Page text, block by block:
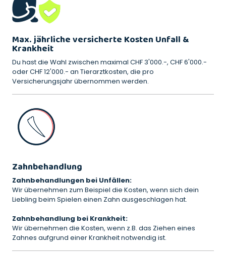
Max. jährliche versicherte Kosten Unfall &
Krankheit
Du hast die Wahl zwischen maximal CHF 3'000.-, CHF 6'000.-
oder CHF 12'000.- an Tierarztkosten, die pro
Versicherungsjahr übernommen werden.
Zahnbehandlung
Zahnbehandlungen bei Unfällen:
Wir übernehmen zum Beispiel die Kosten, wenn sich dein
Liebling beim Spielen einen Zahn ausgeschlagen hat.
Zahnbehandlung bei Krankheit:
Wir übernehmen die Kosten, wenn z.B. das Ziehen eines
Zahnes aufgrund einer Krankheit notwendig ist.